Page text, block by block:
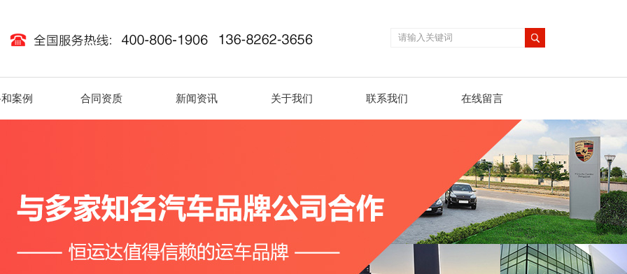
案例 合同资质 新闻资讯 关于我们 联系我们 在线留言